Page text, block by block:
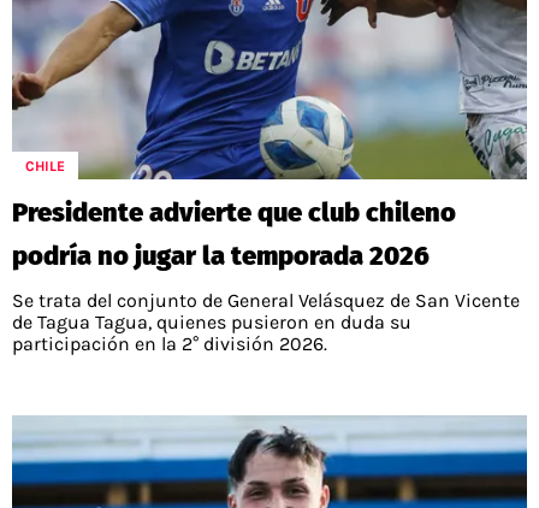
CHILE
Presidente advierte que club chileno
podría no jugar la temporada 2026
Se trata del conjunto de General Velásquez de San Vicente
de Tagua Tagua, quienes pusieron en duda su
participación en la 2° división 2026.